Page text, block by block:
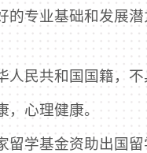
的专业基础和发展
人民共和国国籍，
，心理健康。
留学基金资助出国